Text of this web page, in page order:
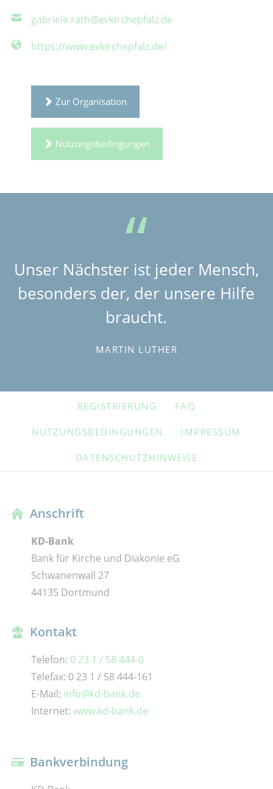
gabriele.rath@evkirchepfalz.de
https://www.evkirchepfalz.de/
Zur Organisation
Nutzungsbedingungen
Unser Nächster ist jeder Mensch,
besonders der, der unsere Hilfe
braucht.
MARTIN LUTHER
NAVIGATION
REGISTRIERUNG FAQ
NUTZUNGSBEDINGUNGEN IMPRESSUM
DATENSCHUTZHINWEISE
Anschrift
KD-Bank
Bank für Kirche und Diakonie eG
Schwanenwall 27
44135 Dortmund
Kontakt
Telefon: 0 23 1 / 58 444-0
Telefax: 0 23 1 / 58 444-161
E-Mail: info@kd-bank.de
Internet: www.kd-bank.de
Bankverbindung